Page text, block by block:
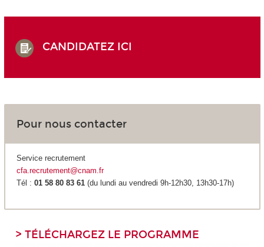
CANDIDATEZ ICI
Pour nous contacter
Service recrutement
cfa.recrutement@cnam.fr
Tél : 01 58 80 83 61(du lundi au vendredi 9h-12h30, 13h30-17h)
> TÉLÉCHARGEZ LE PROGRAMME